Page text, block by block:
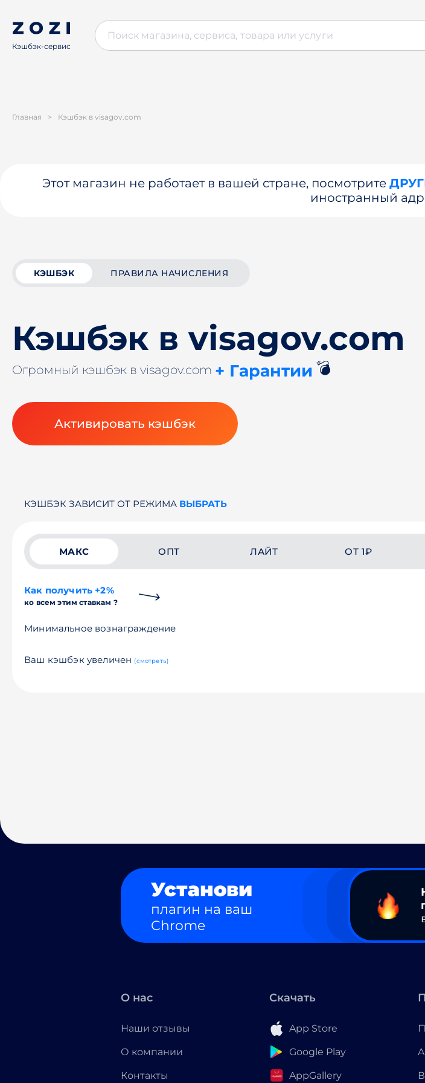
Кэшбэк-сервис
Главная > Кэшбэк в visagov.com
Этот магазин не работает в вашей стране, посмотрите
иностранный
КЭШБЭК ПРАВИЛА НАЧИСЛЕНИЯ
Кэшбэк в visagov.com
Огромный кэшбэк в visagov.com + Гарантии 💣
Активировать кэшбэк
КЭШБЭК ЗАВИСИТ ОТ РЕЖИМА ВЫБРАТЬ
МАКС ОПТ ЛАЙТ ОТ 1₽
Как получить +2%
ко всем этим ставкам ?
Минимальное вознаграждение
Ваш кэшбэк увеличен (смотреть)
Установи
плагин на ваш
Chrome
О нас
Наши отзывы
О компании
Контакты
Скачать
App Store
Google Play
AppGallery